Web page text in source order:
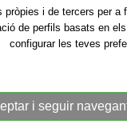
pròpies i de tercers per
de perfils basats en
configurar les teves
i seguir